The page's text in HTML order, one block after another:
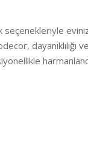
evinize
dayanıklılığı